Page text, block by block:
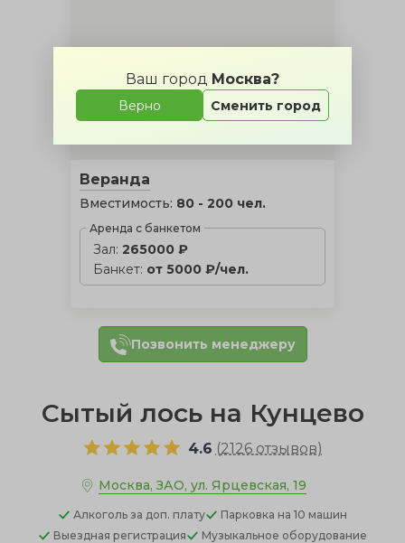
Ваш город Москва?
Верно Сменить город
Веранда
Вместимость: 80 - 200 чел.
Аренда с банкетом
Зал: 265000 ₽
Банкет: от 5000 ₽/чел.
Позвонить менеджеру
Сытый лось на Кунцево
4.6 (2126 отзывов)
Москва, ЗАО, ул. Ярцевская, 19
Алкоголь за доп. плату Парковка на 10 машин
Выездная регистрация
Музыкальное оборудование